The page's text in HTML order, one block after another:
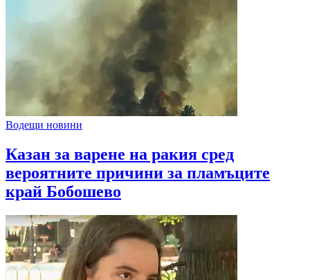
Водещи новини
Казан за варене на ракия сред
вероятните причини за пламъците
край Бобошево